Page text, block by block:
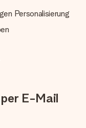
nicht
Erwartungen nicht
zu
mitverschickt?
und/oder
erhältst du
Personalisierung
E-Mail